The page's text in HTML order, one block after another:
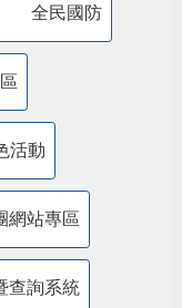
全民國防
活動
網站專區
查詢系統